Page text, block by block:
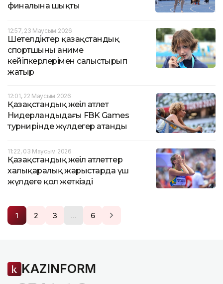
финалына шықты
12:57, 23 Маусым 2026
Шетелдіктер қазақстандық
спортшыны аниме
кейіпкерлерімен салыстырып
жатыр
12:01, 22 Маусым 2026
Қазақстандық жеңіл атлет
Нидерландыдағы FBK Games
турнирінде жүлдегер атанды
11:22, 03 Маусым 2026
Қазақстандық жеңіл атлеттер
халықаралық жарыстарда үш
жүлдеге қол жеткізді
1 2 3 … 6
KAZINFORM